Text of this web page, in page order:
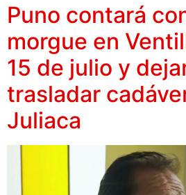
Puno contará
morgue en
15 de julio y
trasladar
Juliaca